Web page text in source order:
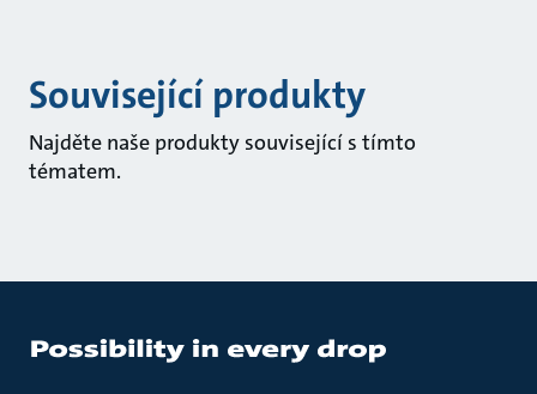
Související produkty
Najděte naše produkty související s tímto
tématem.